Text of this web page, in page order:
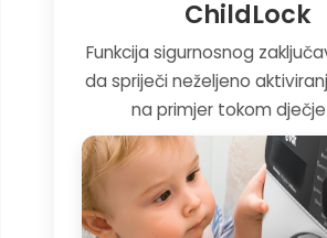
ChildLock
Funkcija sigurnosnog
da spriječi neželjeno
na primjer tokom dječje